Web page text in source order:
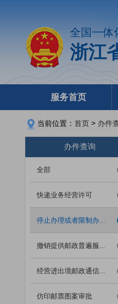
全国一体
浙江
服务首页
当前位置： 首页 > 办件
办件查询
全部
快递业务经营许可
停止办理或者限制办...
撤销提供邮政普遍服...
经营进出境邮政通信...
仿印邮票图案审批